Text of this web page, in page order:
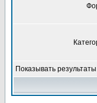
Показывать результаты